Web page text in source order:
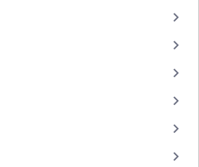
keyboard_arrow_right
keyboard_arrow_right
keyboard_arrow_right
keyboard_arrow_right
keyboard_arrow_right
keyboard_arrow_right